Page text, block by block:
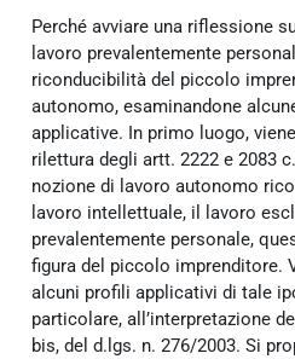
Perché avviare una riflessione
lavoro prevalentemente
riconducibilità del piccolo
autonomo, esaminandone
applicative. In primo luogo,
rilettura degli artt. 2222 e 2083
nozione di lavoro autonomo
lavoro intellettuale, il lavoro
prevalentemente personale,
figura del piccolo imprenditore.
alcuni profili applicativi di tale
particolare, all’interpretazione
bis, del d.lgs. n. 276/2003. Si